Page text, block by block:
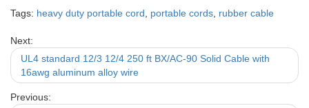
Tags: heavy duty portable cord portable cords rubber cable
Next:
UL4 standard 12/3 12/4 250 ft BX/AC-90 Solid Cable with
16awg aluminum alloy wire
Previous: